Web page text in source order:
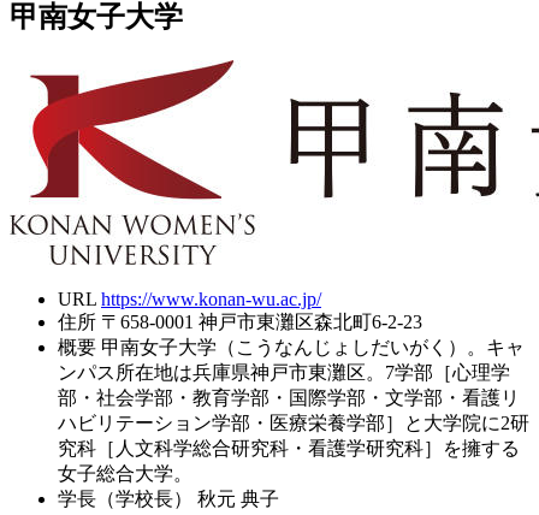
甲南女子大学
URL https://www.konan-wu.ac.jp/
住所 〒658-0001 神戸市東灘区森北町6-2-23
概要 甲南女子大学（こうなんじょしだいがく）。キャ
ンパス所在地は兵庫県神戸市東灘区。7学部［心理学
部・社会学部・教育学部・国際学部・文学部・看護リ
ハビリテーション学部・医療栄養学部］と大学院に2研
究科［人文科学総合研究科・看護学研究科］を擁する
女子総合大学。
学長（学校長）
秋元 典子